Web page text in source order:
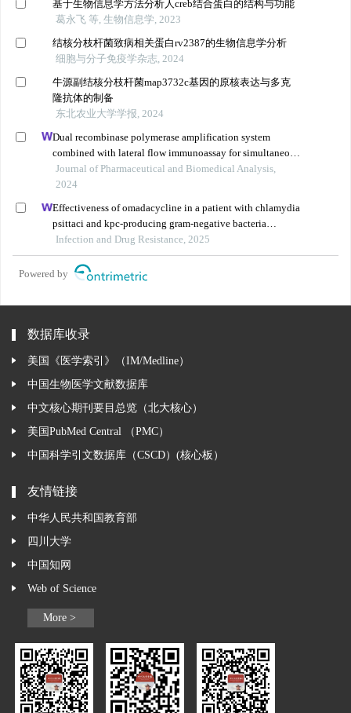
基于生物信息学方法分析人creb结合蛋白的结构与功能
葛永飞 等, 生物信息学, 2023
结核分枝杆菌致病相关蛋白rv2387的生物信息学分析
细胞与分子免疫学杂志, 2024
牛源副结核分枝杆菌map3732c基因的原核表达与多克
隆抗体的制备
东北农业大学学报, 2024
Dual recombinase polymerase amplification system
combined with lateral flow immunoassay for simultaneous
detection of staphylococcus aureus and vibrio
parahaemolyticus
Journal of Pharmaceutical and Biomedical Analysis,
2024
Effectiveness of omadacycline in a patient with chlamydia
psittaci and kpc-producing gram-negative bacteria
infection
Infection and Drug Resistance, 2025
Powered by
数据库收录
美国《医学索引》（IM/Medline）
中国生物医学文献数据库
中文核心期刊要目总览（北大核心）
美国PubMed Central （PMC）
中国科学引文数据库（CSCD）(核心板）
友情链接
中华人民共和国教育部
四川大学
中国知网
Web of Science
More >